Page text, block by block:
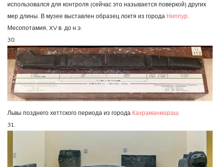
использовался для контроля (сейчас это называется поверкой) других
мер длины. В музее выставлен образец локтя из города Ниппур.
Месопотамия, XV в. до н.э.
30.
Львы позднего хеттского периода из города Кахраманмараш
31.